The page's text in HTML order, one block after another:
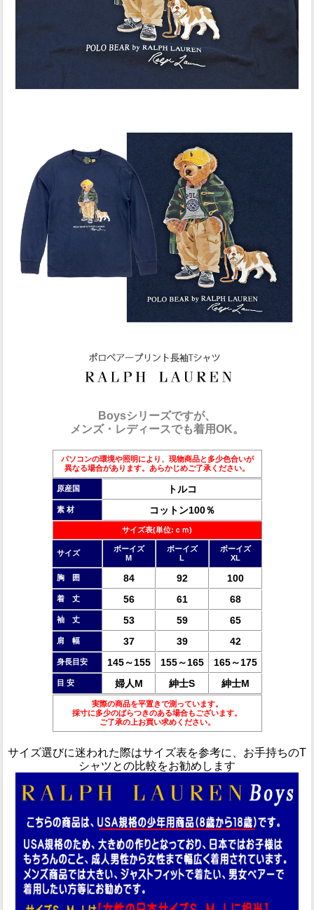
Boysシリーズですが、
メンズ・レディースでも着用OK。
パソコンの環境や照明により、現物商品と多少色合いが
異なる場合があります。あらかじめご了承ください。
原産国 トルコ
素 材 コットン100％
サイズ表(単位:ｃｍ)
サイズ
ボーイズ
M
ボーイズ
L
ボーイズ
XL
胸 囲 84 92 100
着 丈 56 61 68
袖 丈 53 59 65
肩 幅 37 39 42
身長目安 145～155 155～165 165～175
目 安 婦人M 紳士S 紳士M
実際の商品を平置きで測っています。
採寸に多少のばらつきのある場合もございます。
ご了承の上お買い求めください。
サイズ選びに迷われた際はサイズ表を参考に、お手持ちのT
シャツとの比較をお勧めします